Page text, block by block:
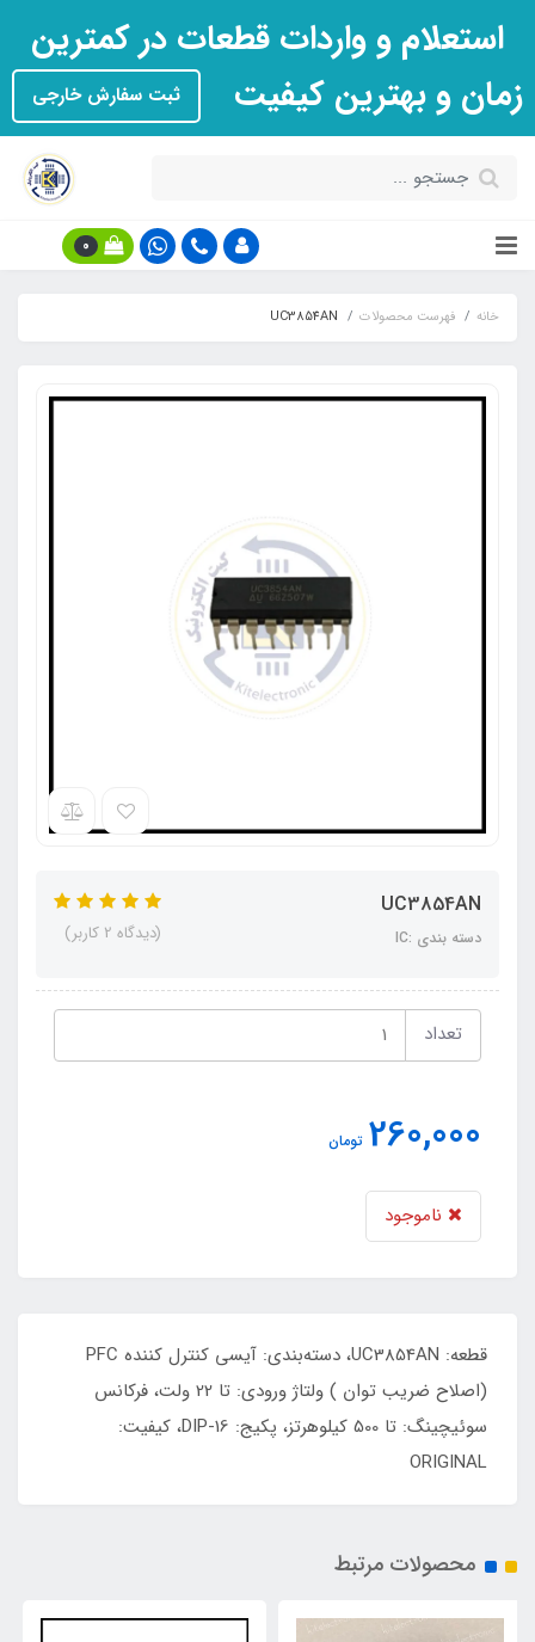
استعلام و واردات قطعات در کمترین
زمان و بهترین کیفیت
ثبت سفارش خارجی
0
خانه فهرست محصولات UC3854AN
UC3854AN
دسته بندی :IC (دیدگاه 2 کاربر)
تعداد
260,000 تومان
ناموجود
قطعه: UC3854AN، دسته‌بندی: آیسی کنترل کننده PFC
(اصلاح ضریب توان ) ولتاژ ورودی: تا 22 ولت، فرکانس
سوئیچینگ: تا 500 کیلوهرتز، پکیج: DIP-16، کیفیت:
ORIGINAL
محصولات مرتبط